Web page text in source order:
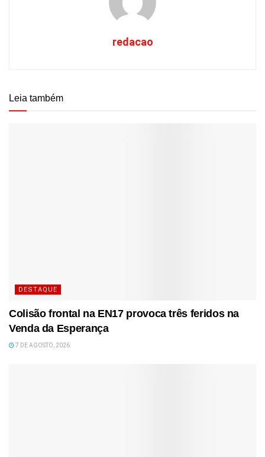
redacao
Leia também
DESTAQUE
Colisão frontal na EN17 provoca três feridos na
Venda da Esperança
7 DE AGOSTO, 2026